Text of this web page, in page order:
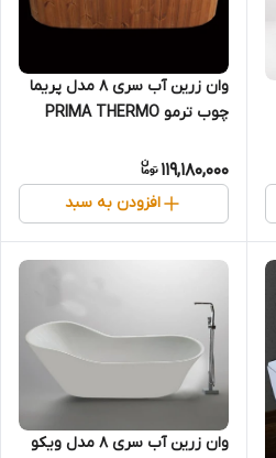
وان زرین آب سری 8 مدل پریما
چوب ترمو PRIMA THERMO
119,180,000
افزودن به سبد
وان زرین آب سری 8 مدل ویکو